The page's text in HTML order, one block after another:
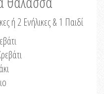
ή 2 Ενήλικες & 1 Παιδί